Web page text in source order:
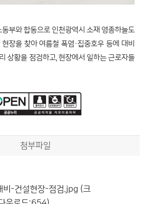
부와 합동으로 인천광역시 소재 영종하늘도
장을 찾아 여름철 폭염·집중호우 등에 대비
상황을 점검하고, 현장에서 일하는 근로자들
첨부파일
-건설현장-점검.jpg (크